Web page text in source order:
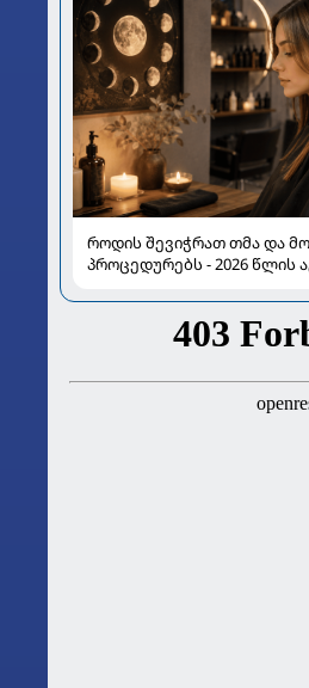
როდის შევიჭრათ თმა და
პროცედურებს - 2026 წლის